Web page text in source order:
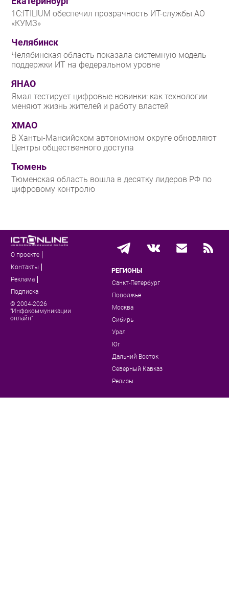
1С:ITILIUM обеспечил прозрачность ИТ-службы АО
«КУМЗ»
Челябинск
Челябинская область показала системную модель
поддержки ИТ на федеральном уровне
ЯНАО
Ямал тестирует цифровые новинки: как технологии
меняют жизнь жителей и работу властей
ХМАО
В Ханты-Мансийском автономном округе обновляют
Центры общественного доступа
Тюмень
Тюменская область вошла в десятку лидеров РФ по
цифровому контролю
О проекте
Контакты
Реклама
Подписка
© 2004-2026
"Инфокоммуникации
онлайн"
РЕГИОНЫ
Санкт-Петербург
Поволжье
Москва
Сибирь
Урал
Юг
Дальний Восток
Северный Кавказ
Релизы